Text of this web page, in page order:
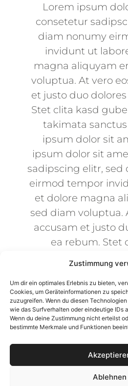
Zustimmung
Um dir ein optimales Erlebnis zu bieten,
Cookies, um Geräteinformationen zu
zuzugreifen. Wenn du diesen
wie das Surfverhalten oder eindeutige IDs
Wenn du deine Zustimmung nicht erteilst
bestimmte Merkmale und Funktionen
Ablehnen
Lorem ipsum
consetetur
diam nonumy
invidunt ut
magna aliquyam
voluptua. At vero
et justo duo
Stet clita kasd
takimata
ipsum dolor sit
ipsum dolor sit
sadipscing elitr,
eirmod tempor
et dolore magna
sed diam voluptua.
accusam et justo
ea rebum. Stet
sanctus est Lorem
amet. Lorem ipsum
consetetur
diam nonumy
invidunt ut
magna aliquyam
voluptua. At vero
et justo duo